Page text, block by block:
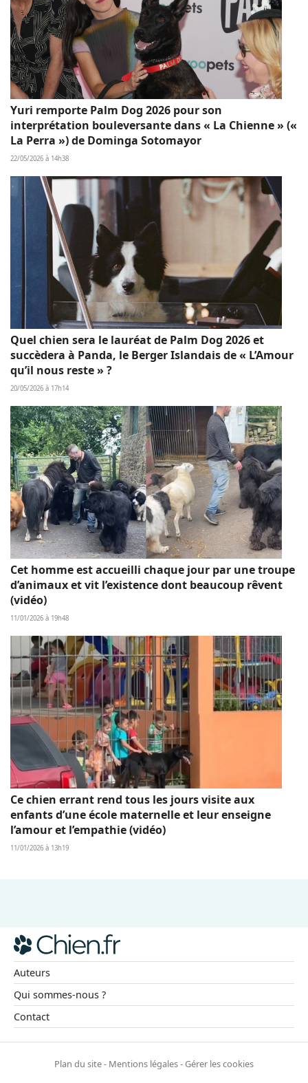
Yuri remporte Palm Dog 2026 pour son
interprétation bouleversante dans « La Chienne » («
La Perra ») de Dominga Sotomayor
22/05/2026 à 14h38
Quel chien sera le lauréat de Palm Dog 2026 et
succèdera à Panda, le Berger Islandais de « L’Amour
qu’il nous reste » ?
20/05/2026 à 17h14
Cet homme est accueilli chaque jour par une troupe
d’animaux et vit l’existence dont beaucoup rêvent
(vidéo)
11/01/2026 à 19h48
Ce chien errant rend tous les jours visite aux
enfants d’une école maternelle et leur enseigne
l’amour et l’empathie (vidéo)
11/01/2026 à 13h19
Auteurs
Qui sommes-nous ?
Contact
Plan du site- Mentions légales-Gérer les cookies